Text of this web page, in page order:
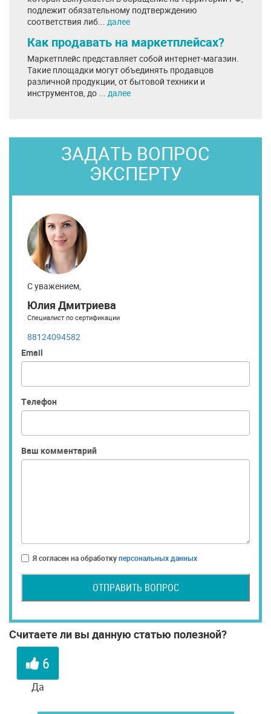
подлежит обязательному подтверждению
соответствия либ... далее
Как продавать на маркетплейсах?
Маркетплейс представляет собой интернет-магазин.
Такие площадки могут объединять продавцов
различной продукции, от бытовой техники и
инструментов, до ... далее
ЗАДАТЬ ВОПРОС
ЭКСПЕРТУ
С уважением,
Юлия Дмитриева
Специалист по сертификации
88124094582
Email
Телефон
Ваш комментарий
Я согласен на обработкуперсональных данных
ОТПРАВИТЬ ВОПРОС
Считаете ли вы данную статью полезной?
6
Да